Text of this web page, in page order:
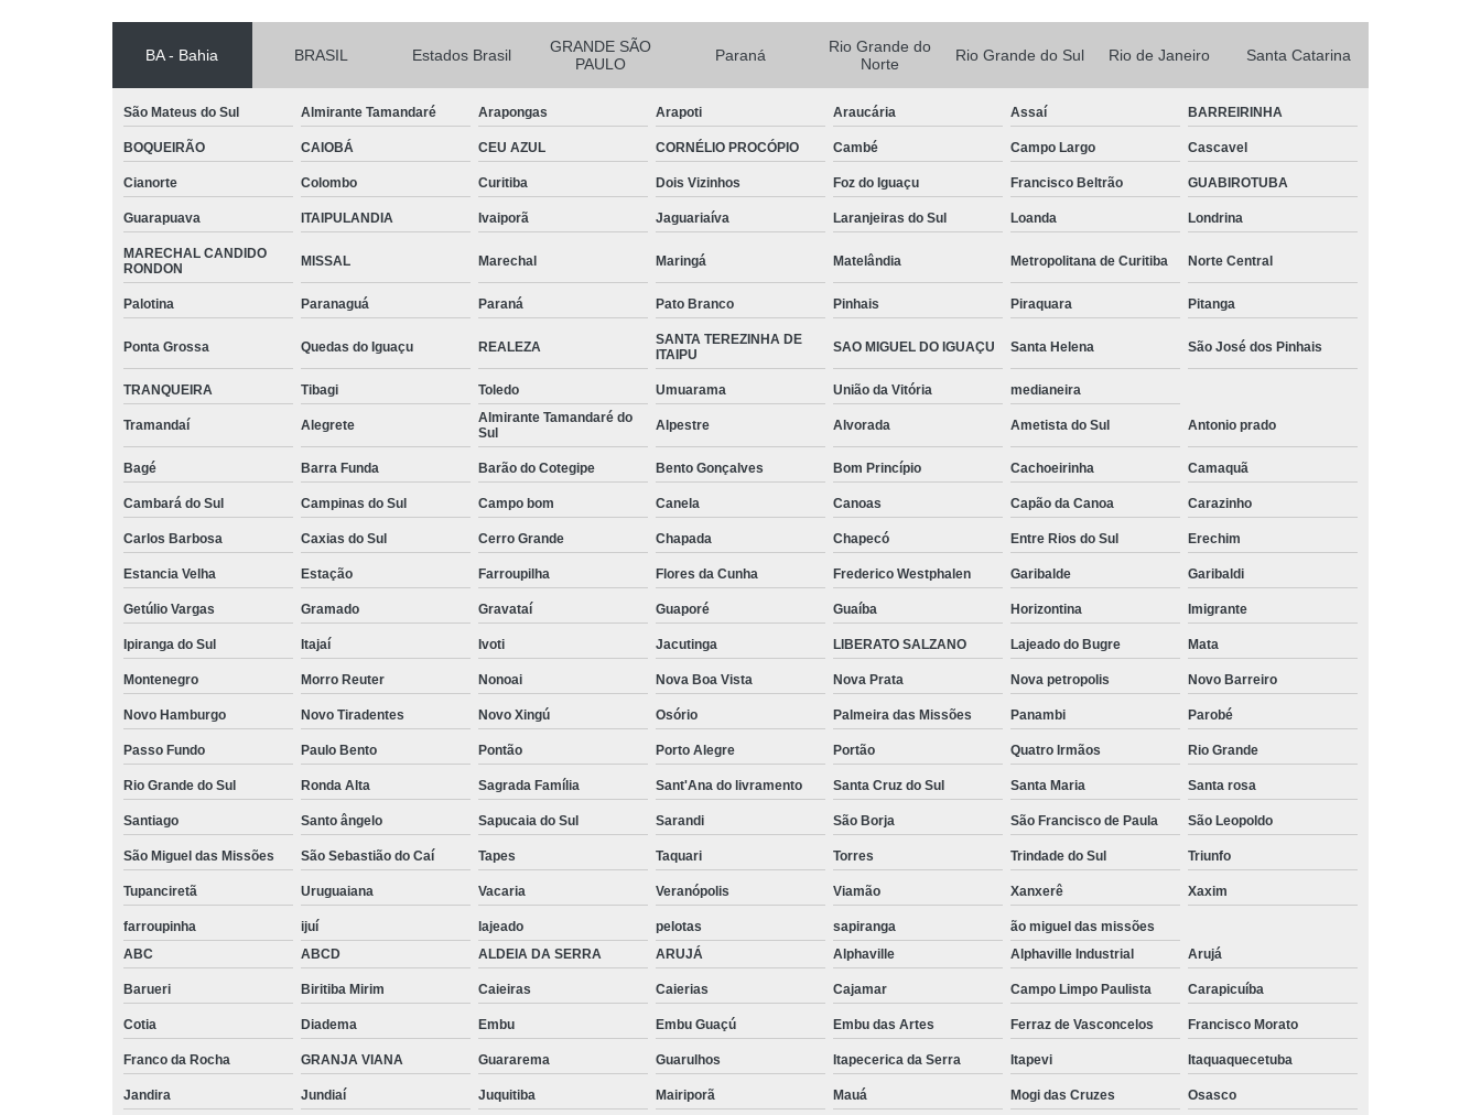
Abraçadeira Tipo U Vergalhão
Abraçadeira Tipo Unha com Base
Abraçadeira Tipo Unha para Eletroduto
Abraçadeira Unha
Abraçadeira Unha 3/4
Abraçadeira Unha com Base
Abraçadeira Unha com Base 3/4
Abraçadeira Unha Reforçada
Abraçadeira de União
Abraçadeira de União Horizontal
Abraçadeira de União Vertical
Abraçadeira Tipo União Horizontal
Abraçadeira Tipo União Horizontal 4
Abraçadeira União
Abraçadeira União Horizontal
Abraçadeira União Horizontal 2
Barra 1 Polegada Roscada
Barra 10mm Roscada
Barra Roscada
Barra Roscada 1 Polegada
Barra Roscada 10mm
Barra Roscada 8mm
Grampo C de Fixação
Grampo C Fixação
Grampo C para Fixação
Grampo com Balancim C
Grampo de Fixação C
Grampo de Fixação Tipo C
Grampo em C
Grampo Tipo C
Grampo Tipo C com Balancim
Grampo de Fixação Tipo U
Grampo em U
Grampo Tipo U
Grampo Tipo U Inox
Grampo Tipo U para Tubo
Grampo U
Grampo U com Rosca
Grampo U Galvanizado
Grampo U Inox
Grampo U para Tubo
Grampo U Pesado
Grampo U Vergalhão
Mão Francesa
Mão Francesa 30cm
Mão Francesa 50 Cm
Mão Francesa 50cm de Ferro
Mão Francesa de Ferro
Mão Francesa de Ferro 30cm
Mão Francesa de Ferro Reforçada
Suporte Mão Francesa
Parafuso 6mm Sextavado
Parafuso 8mm Sextavado
Parafuso Sextavado 10mm
Parafuso Sextavado 12mm
Parafuso Sextavado 6mm
Parafuso Sextavado 8mm
BA - Bahia BRASIL Estados Brasil
GRANDE SÃO
PAULO
Paraná
Rio Grande do
Norte
Rio Grande do Sul Rio de Janeiro Santa Catarina
São Mateus do Sul Almirante Tamandaré Arapongas Arapoti Araucária Assaí BARREIRINHA
BOQUEIRÃO CAIOBÁ CEU AZUL CORNÉLIO PROCÓPIO Cambé Campo Largo Cascavel
Cianorte Colombo Curitiba Dois Vizinhos Foz do Iguaçu Francisco Beltrão GUABIROTUBA
Guarapuava ITAIPULANDIA Ivaiporã Jaguariaíva Laranjeiras do Sul Loanda Londrina
MARECHAL CANDIDO
RONDON
MISSAL Marechal Maringá Matelândia Metropolitana de Curitiba Norte Central
Palotina Paranaguá Paraná Pato Branco Pinhais Piraquara Pitanga
Ponta Grossa Quedas do Iguaçu REALEZA
SANTA TEREZINHA DE
ITAIPU
SAO MIGUEL DO IGUAÇU Santa Helena São José dos Pinhais
TRANQUEIRA Tibagi Toledo Umuarama União da Vitória medianeira
Tramandaí Alegrete
Almirante Tamandaré do
Sul
Alpestre Alvorada Ametista do Sul Antonio prado
Bagé Barra Funda Barão do Cotegipe Bento Gonçalves Bom Princípio Cachoeirinha Camaquã
Cambará do Sul Campinas do Sul Campo bom Canela Canoas Capão da Canoa Carazinho
Carlos Barbosa Caxias do Sul Cerro Grande Chapada Chapecó Entre Rios do Sul Erechim
Estancia Velha Estação Farroupilha Flores da Cunha Frederico Westphalen Garibalde Garibaldi
Getúlio Vargas Gramado Gravataí Guaporé Guaíba Horizontina Imigrante
Ipiranga do Sul Itajaí Ivoti Jacutinga LIBERATO SALZANO Lajeado do Bugre Mata
Montenegro Morro Reuter Nonoai Nova Boa Vista Nova Prata Nova petropolis Novo Barreiro
Novo Hamburgo Novo Tiradentes Novo Xingú Osório Palmeira das Missões Panambi Parobé
Passo Fundo Paulo Bento Pontão Porto Alegre Portão Quatro Irmãos Rio Grande
Rio Grande do Sul Ronda Alta Sagrada Família Sant'Ana do livramento Santa Cruz do Sul Santa Maria Santa rosa
Santiago Santo ângelo Sapucaia do Sul Sarandi São Borja São Francisco de Paula São Leopoldo
São Miguel das Missões São Sebastião do Caí Tapes Taquari Torres Trindade do Sul Triunfo
Tupanciretã Uruguaiana Vacaria Veranópolis Viamão Xanxerê Xaxim
farroupinha ijuí lajeado pelotas sapiranga
ão miguel das missões
ABC
ABCD ALDEIA DA SERRA ARUJÁ Alphaville Alphaville Industrial Arujá
Barueri Biritiba Mirim Caieiras Caierias Cajamar Campo Limpo Paulista Carapicuíba
Cotia Diadema Embu Embu Guaçú Embu das Artes Ferraz de Vasconcelos Francisco Morato
Franco da Rocha GRANJA VIANA Guararema Guarulhos Itapecerica da Serra Itapevi Itaquaquecetuba
Jandira Jundiaí Juquitiba Mairiporã Mauá Mogi das Cruzes Osasco